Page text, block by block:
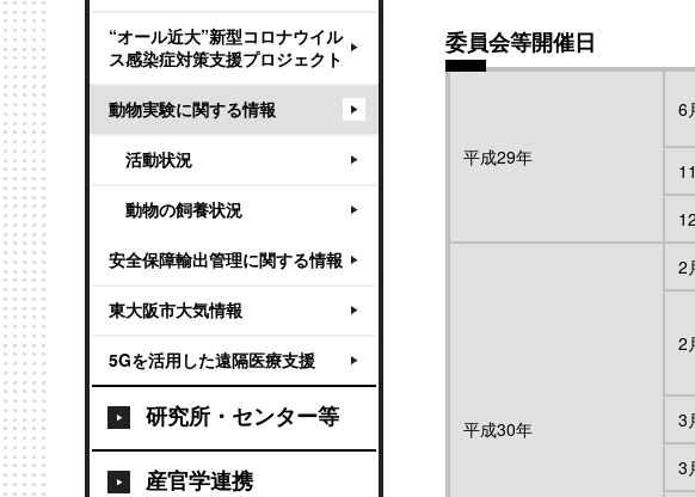
“オール近大”新型コロナウイル
ス感染症対策支援プロジェクト
動物実験に関する情報
活動状況
動物の飼養状況
安全保障輸出管理に関する情報
東大阪市大気情報
5Gを活用した遠隔医療支援
研究所・センター等
産官学連携
委員会等開催日
平成29年
6
平成30年
2
2
3
3